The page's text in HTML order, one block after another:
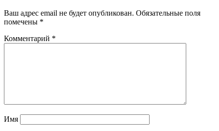
Ваш адрес email не будет опубликован. Обязательные поля
помечены *
Комментарий *
Имя